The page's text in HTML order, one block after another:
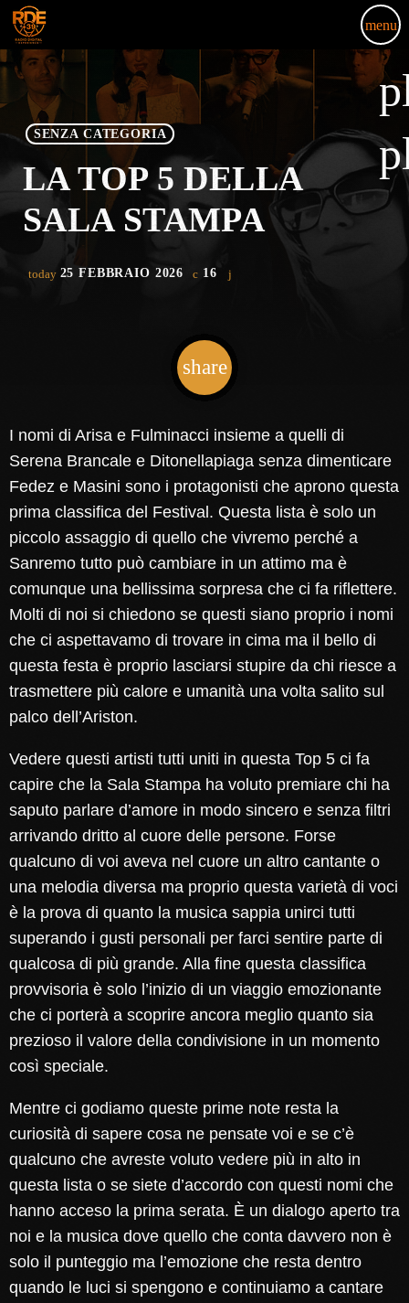
menu
SENZA CATEGORIA
LA TOP 5 DELLA
SALA STAMPA
today 25 FEBBRAIO 2026 16
share
email
I nomi di Arisa e Fulminacci insieme a quelli di
Serena Brancale e Ditonellapiaga senza dimenticare
Fedez e Masini sono i protagonisti che aprono questa
prima classifica del Festival. Questa lista è solo un
piccolo assaggio di quello che vivremo perché a
Sanremo tutto può cambiare in un attimo ma è
comunque una bellissima sorpresa che ci fa riflettere.
Molti di noi si chiedono se questi siano proprio i nomi
che ci aspettavamo di trovare in cima ma il bello di
questa festa è proprio lasciarsi stupire da chi riesce a
trasmettere più calore e umanità una volta salito sul
palco dell’Ariston.
Vedere questi artisti tutti uniti in questa Top 5 ci fa
capire che la Sala Stampa ha voluto premiare chi ha
saputo parlare d’amore in modo sincero e senza filtri
arrivando dritto al cuore delle persone. Forse
qualcuno di voi aveva nel cuore un altro cantante o
una melodia diversa ma proprio questa varietà di voci
è la prova di quanto la musica sappia unirci tutti
superando i gusti personali per farci sentire parte di
qualcosa di più grande. Alla fine questa classifica
provvisoria è solo l’inizio di un viaggio emozionante
che ci porterà a scoprire ancora meglio quanto sia
prezioso il valore della condivisione in un momento
così speciale.
Mentre ci godiamo queste prime note resta la
curiosità di sapere cosa ne pensate voi e se c’è
qualcuno che avreste voluto vedere più in alto in
questa lista o se siete d’accordo con questi nomi che
hanno acceso la prima serata. È un dialogo aperto tra
noi e la musica dove quello che conta davvero non è
solo il punteggio ma l’emozione che resta dentro
quando le luci si spengono e continuiamo a cantare